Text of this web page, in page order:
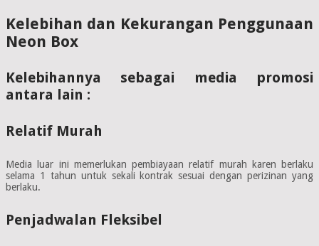
Kelebihan dan Kekurangan Penggunaan
Neon Box
Kelebihannya sebagai media promosi
antara lain :
Relatif Murah
Media luar ini memerlukan pembiayaan relatif murah karen berlaku
selama 1 tahun untuk sekali kontrak sesuai dengan perizinan yang
berlaku.
Penjadwalan Fleksibel